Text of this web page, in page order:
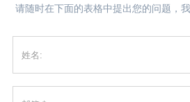
请随时在下面的表格中提出您的问题，